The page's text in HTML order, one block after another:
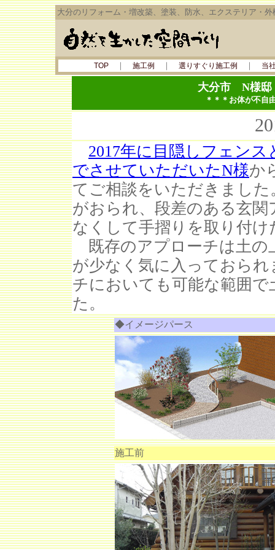
大分のリフォーム・増改築、塗装、防水、エクステリア・
TOP｜ 施工例 ｜ 選りすぐり施工例 ｜ 当
大分市 N様
＊＊＊お体が不自
2017年に目隠しフェン
でさせていただいたN様か
てご相談をいただきまし
がおられ、段差のある玄
なくして手摺りを取り付
既存のアプローチは土の
が少なく気に入っておら
チにおいても可能な範囲
た。
◆イメージパース
施工前